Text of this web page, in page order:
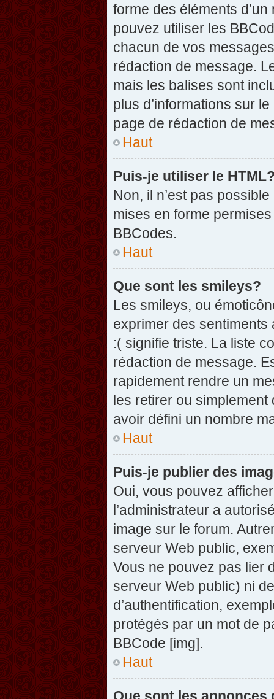
forme des éléments
pouvez utiliser les
chacun de vos
rédaction de message.
mais les balises sont
plus d’informations sur
page de rédaction de
Haut
Puis-je utiliser le
Non, il n’est pas
mises en forme
BBCodes.
Haut
Que sont les smileys?
Les smileys, ou
exprimer des
:( signifie triste. La liste
rédaction de message.
rapidement rendre un
les retirer ou simplement
avoir défini un nombre
Haut
Puis-je publier des
Oui, vous pouvez
l’administrateur a
image sur le forum.
serveur Web public,
Vous ne pouvez pas lier
serveur Web public) ni
d’authentification,
protégés par un mot de
BBCode [img].
Haut
Que sont les annonces